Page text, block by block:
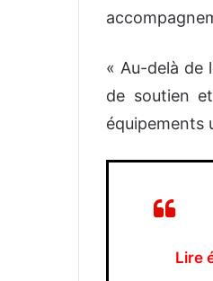
« Au-delà de
de soutien
équipements
Lire